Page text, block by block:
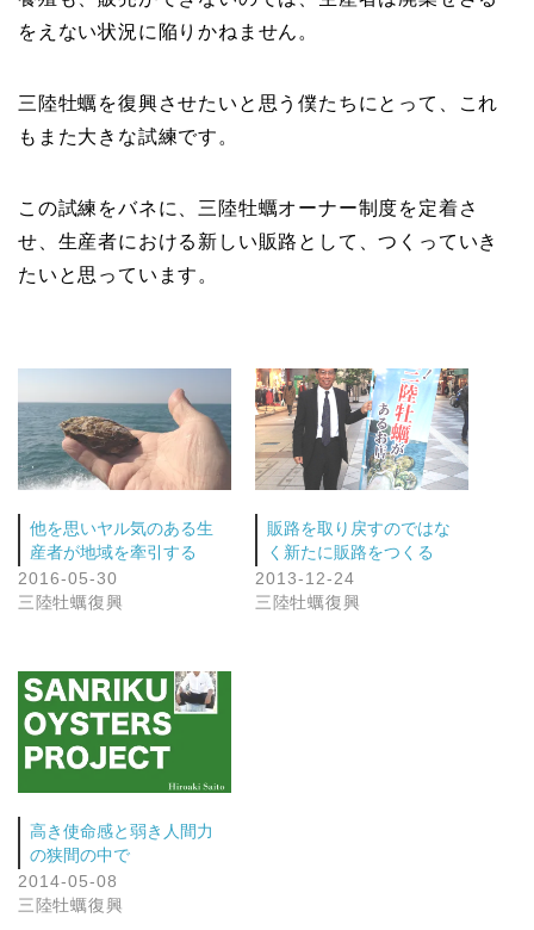
をえない状況に陥りかねません。
三陸牡蠣を復興させたいと思う僕たちにとって、これ
もまた大きな試練です。
この試練をバネに、三陸牡蠣オーナー制度を定着さ
せ、生産者における新しい販路として、つくっていき
たいと思っています。
他を思いヤル気のある生
産者が地域を牽引する
2016-05-30
三陸牡蠣復興
販路を取り戻すのではな
く新たに販路をつくる
2013-12-24
三陸牡蠣復興
高き使命感と弱き人間力
の狭間の中で
2014-05-08
三陸牡蠣復興